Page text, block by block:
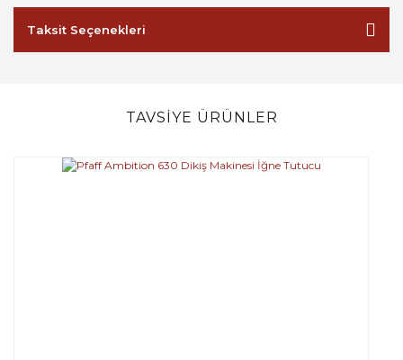
Taksit Seçenekleri
TAVSİYE ÜRÜNLER